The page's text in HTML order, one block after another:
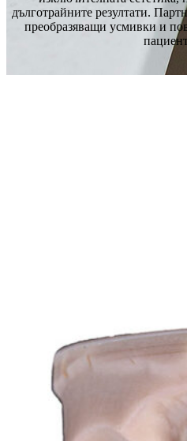
дълготрайните резултати.
преобразяващи усмивки и